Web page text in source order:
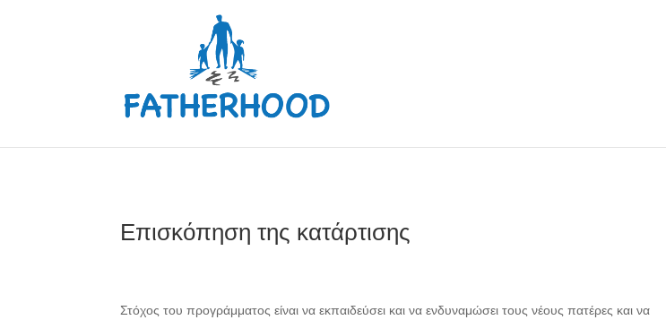
Επισκόπηση της κατάρτισης
Στόχος του προγράμματος είναι να εκπαιδεύσει και να ενδυναμώσει τους νέους πατέρες και να